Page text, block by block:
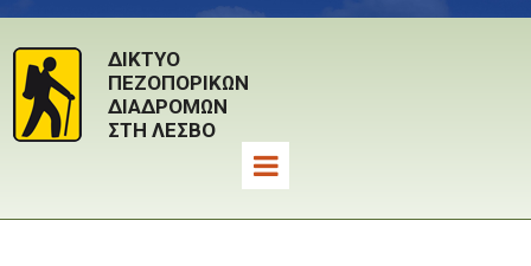
ΔΙΚΤΥΟ
ΠΕΖΟΠΟΡΙΚΩΝ
ΔΙΑΔΡΟΜΩΝ
ΣΤΗ ΛΕΣΒΟ